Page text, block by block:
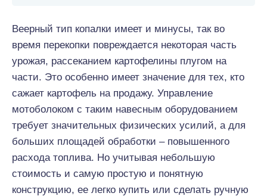
Веерный тип копалки имеет и минусы, так во
время перекопки повреждается некоторая часть
урожая, рассеканием картофелины плугом на
части. Это особенно имеет значение для тех, кто
сажает картофель на продажу. Управление
мотоболоком с таким навесным оборудованием
требует значительных физических усилий, а для
больших площадей обработки – повышенного
расхода топлива. Но учитывая небольшую
стоимость и самую простую и понятную
конструкцию, ее легко купить или сделать ручную